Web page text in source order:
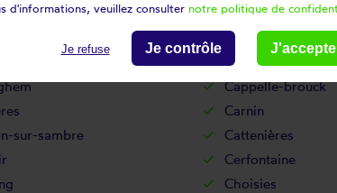
Bugnicourt
Cagnoncles
Cantaing-sur-
Cappelle-brouck
Carnin
sur-sambre Cattenières
Cerfontaine
Choisies
d'informations, veuillez consulter notre politique de
Je refuse Je contrôle J'accepte